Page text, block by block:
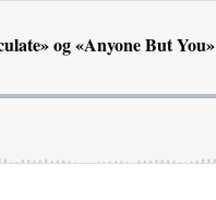
og «Anyone But You»